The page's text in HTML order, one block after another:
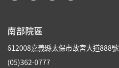
南部院區
612008嘉義縣太保市故宮大道888號
(05)362-0777